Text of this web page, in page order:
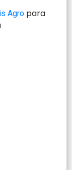
Agro para